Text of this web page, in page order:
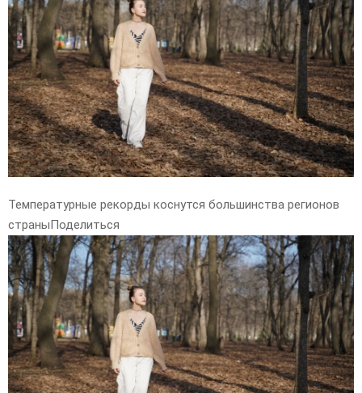
E
N
U
Температурные рекорды коснутся большинства регионов
страныПоделиться